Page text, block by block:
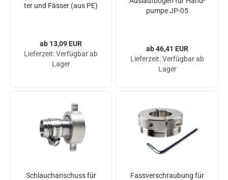
ter und Fäs­ser (aus PE)
ab 13,09 EUR
Lieferzeit:Verfügbar ab
Lager
pum­pe JP-05
ab 46,41 EUR
Lieferzeit:Verfügbar ab
Lager
Schlauch­an­schuss für
Fass­ver­schrau­bung für